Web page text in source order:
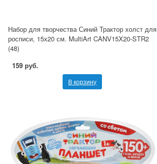
Набор для творчества Синий Трактор холст для
росписи, 15х20 см. MultiArt CANV15X20-STR2
(48)
159 руб.
В корзину